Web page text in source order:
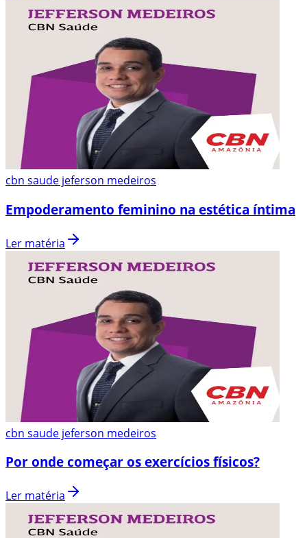
cbn saude jeferson medeiros
Empoderamento feminino na estética íntima
Ler matéria
cbn saude jeferson medeiros
Por onde começar os exercícios físicos?
Ler matéria